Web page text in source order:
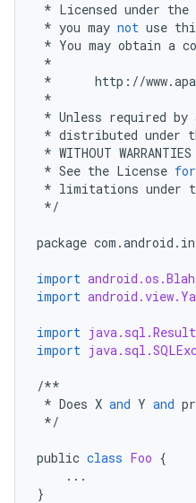
* Licensed under the
* you may not use
* You may obtain a
*
*
http : //www.
*
* Unless required by
* distributed under
* WITHOUT WARRANTIES
* See the License for
* limitations under
*/
package com .android .
import android.os.Blah
import
import
import
/**
* Does X and Y and
*/
public class Foo {
...
}